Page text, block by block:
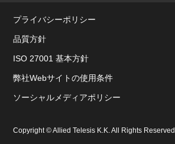
プライバシーポリシー
品質方針
ISO 27001 基本方針
弊社Webサイトの使用条件
ソーシャルメディアポリシー
Copyright © Allied Telesis K.K. All Rights Reserved.